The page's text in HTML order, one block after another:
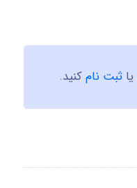
یا ثبت نامکنید.